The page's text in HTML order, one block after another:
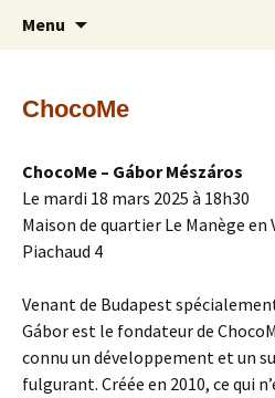
Les Mordus de
Découverte et partage
Amateurs de chocolat
Menu
ChocoMe
ChocoMe – Gábor Mészáros
Le mardi 18 mars 2025 à 18h30
Maison de quartier Le Manège
Piachaud 4
Venant de Budapest
Gábor est le fondateur de
connu un développement et un
fulgurant. Créée en 2010, ce qui